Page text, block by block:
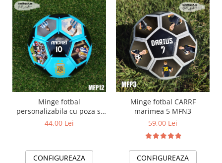
Minge fotbal
personalizabila cu poza si
text MFN12
44,00 Lei
CONFIGUREAZA
Minge fotbal CARRF
marimea 5 MFN3
59,00 Lei
CONFIGUREAZA